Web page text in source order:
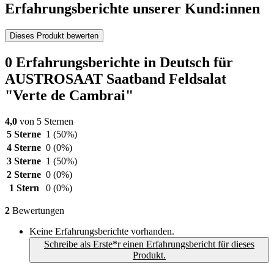
Erfahrungsberichte unserer Kund:innen
Dieses Produkt bewerten
0 Erfahrungsberichte in Deutsch für
AUSTROSAAT Saatband Feldsalat
"Verte de Cambrai"
4,0 von 5 Sternen
5 Sterne 1 (50%)
4 Sterne 0 (0%)
3 Sterne 1 (50%)
2 Sterne 0 (0%)
1 Stern
0 (0%)
2 Bewertungen
Keine Erfahrungsberichte vorhanden.
Schreibe als Erste*r einen Erfahrungsbericht für dieses
Produkt.